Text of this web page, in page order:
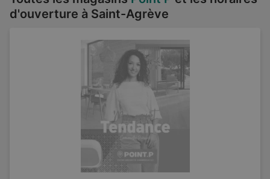
d'ouverture à Saint-Agrève